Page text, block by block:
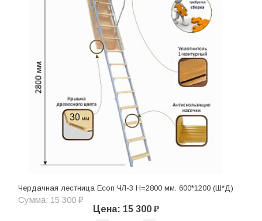
Чердачная лестница Econ ЧЛ-3 H=2800 мм. 600*1200 (Ш*Д)
Сумма: 15 300 ₽
Цена: 15 300 ₽